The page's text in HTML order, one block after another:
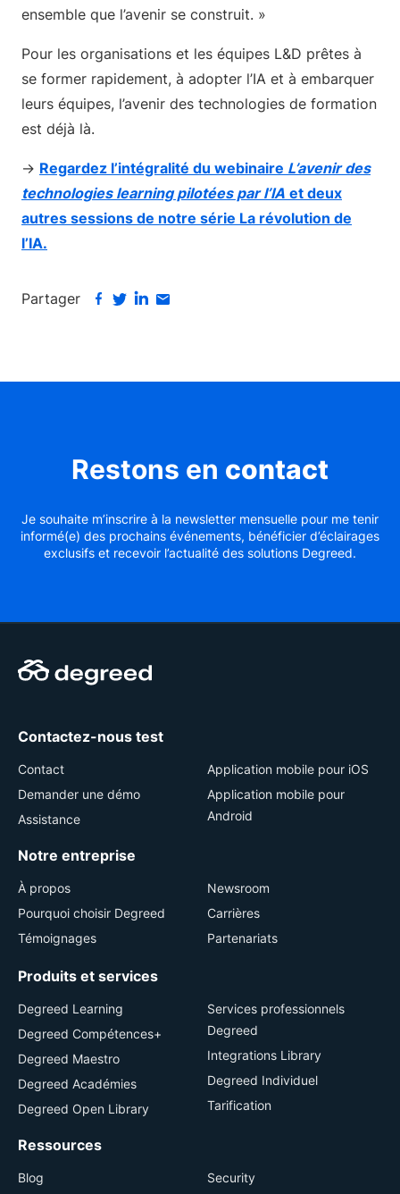
ensemble que l’avenir se construit. »
Pour les organisations et les équipes L&D prêtes à
se former rapidement, à adopter l’IA et à embarquer
leurs équipes, l’avenir des technologies de formation
est déjà là.
→ Regardez l’intégralité du webinaire L’avenir des
technologies learning pilotées par l’IA et deux
autres sessions de notre série La révolution de
l’IA.
Partager
Restons en contact
Je souhaite m’inscrire à la newsletter mensuelle pour me tenir
informé(e) des prochains événements, bénéficier d’éclairages
exclusifs et recevoir l’actualité des solutions Degreed.
Contactez-nous test
Contact
Demander une démo
Assistance
Application mobile pour iOS
Application mobile pour
Android
Notre entreprise
À propos
Pourquoi choisir Degreed
Témoignages
Newsroom
Carrières
Partenariats
Produits et services
Degreed Learning
Degreed Compétences+
Degreed Maestro
Degreed Académies
Degreed Open Library
Services professionnels
Degreed
Integrations Library
Degreed Individuel
Tarification
Ressources
Blog Security